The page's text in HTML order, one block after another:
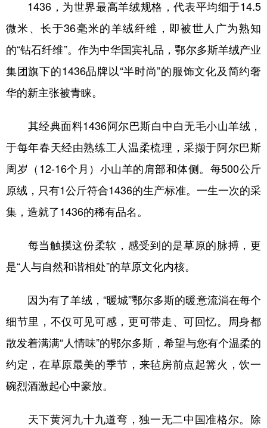
1436，为世界最高羊绒规格，代表平均细于14.5
微米、长于36毫米的羊绒纤维，即被世人广为熟知
的“钻石纤维”。作为中华国宾礼品，鄂尔多斯羊绒产业
集团旗下的1436品牌以“半时尚”的服饰文化及简约奢
华的新主张被青睐。
其经典面料1436阿尔巴斯白中白无毛小山羊绒，
于每年春天经由熟练工人温柔梳理，采撷于阿尔巴斯
周岁（12-16个月）小山羊的肩部和体侧。每500公斤
原绒，只有1公斤符合1436的生产标准。一生一次的采
集，造就了1436的稀有品名。
每当触摸这份柔软，感受到的是草原的脉搏，更
是“人与自然和谐相处”的草原文化内核。
因为有了羊绒，“暖城”鄂尔多斯的暖意流淌在每个
细节里，不仅可见可感，更可带走、可回忆。周身都
散发着满满“人情味”的鄂尔多斯，希望与您有个温柔的
约定，在草原最美的季节，来毡房前点起篝火，饮一
碗烈酒激起心中豪放。
天下黄河九十九道弯，独一无二中国准格尔。除